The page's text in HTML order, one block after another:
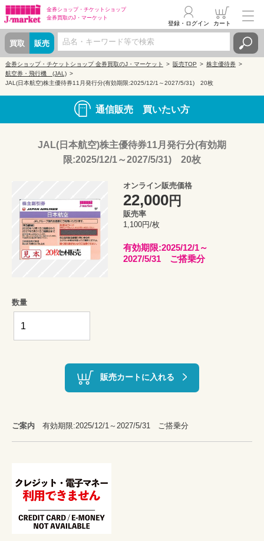
金券ショップ・ チケットショップ
金券買取のJ・マーケット
買取 販売
登録・ログイン カート
金券ショップ・チケットショップ 金券買取のJ・マーケット 販売TOP
株主優待券
航空券・飛行機 (JAL)
JAL(日本航空)株主優待券11月発行分(有効期限:2025/12/1～2027/5/31) 20枚
通信販売 買いたい方
JAL(日本航空)株主優待券11月発行分(有効期
限:2025/12/1～2027/5/31) 20枚
オンライン販売価格
22,000円
販売率
1,100円/枚
有効期限:2025/12/1～
2027/5/31 ご搭乗分
数量
販売カートに入れる
ご案内 有効期限:2025/12/1～2027/5/31 ご搭乗分